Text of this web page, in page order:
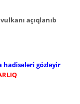
açıqlanıb
hadisələri gözləyir